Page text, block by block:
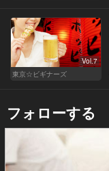
Vol.7
東京☆ビギナーズ
フォローする